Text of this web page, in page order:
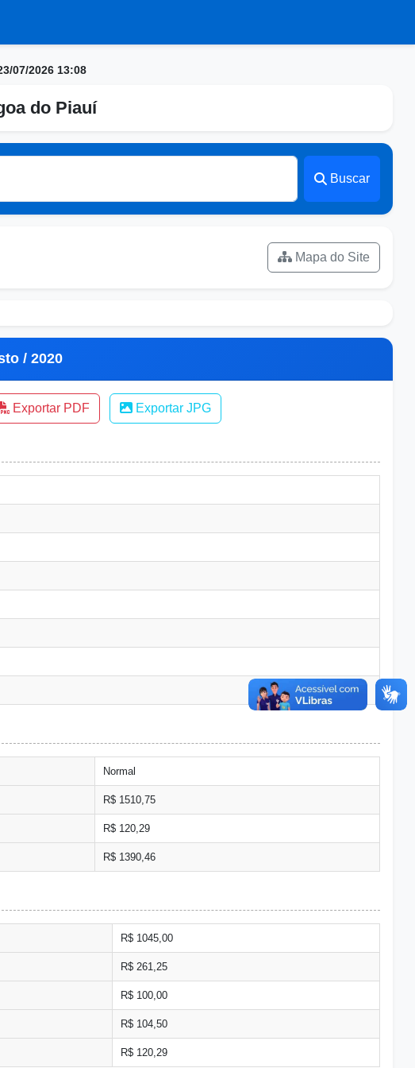
07/2026 13:08
do Piauí
Buscar
Mapa do Site
/ 2020
Exportar PDF Exportar JPG
Normal
R$ 1510,75
R$ 120,29
R$ 1390,46
R$ 1045,00
R$ 261,25
R$ 100,00
R$ 104,50
R$ 120,29